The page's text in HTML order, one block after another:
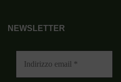
NEWSLETTER